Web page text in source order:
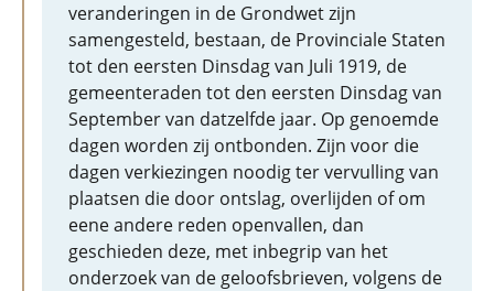
veranderingen in de Grondwet zijn
samengesteld, bestaan, de Provinciale Staten
tot den eersten Dinsdag van Juli 1919, de
gemeenteraden tot den eersten Dinsdag van
September van datzelfde jaar. Op genoemde
dagen worden zij ontbonden. Zijn voor die
dagen verkiezingen noodig ter vervulling van
plaatsen die door ontslag, overlijden of om
eene andere reden openvallen, dan
geschieden deze, met inbegrip van het
onderzoek van de geloofsbrieven, volgens de